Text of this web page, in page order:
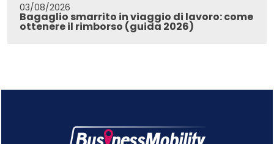
03/08/2026
Bagaglio smarrito in viaggio di lavoro: come
ottenere il rimborso (guida 2026)